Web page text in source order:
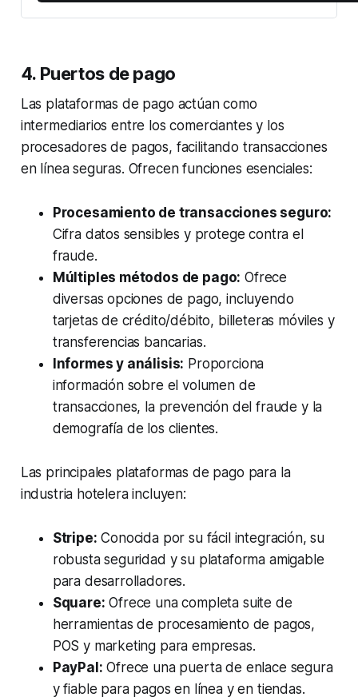
4. Puertos de pago
Las plataformas de pago actúan como
intermediarios entre los comerciantes y los
procesadores de pagos, facilitando transacciones
en línea seguras. Ofrecen funciones esenciales:
Procesamiento de transacciones seguro:
Cifra datos sensibles y protege contra el
fraude.
Múltiples métodos de pago: Ofrece
diversas opciones de pago, incluyendo
tarjetas de crédito/débito, billeteras móviles y
transferencias bancarias.
Informes y análisis: Proporciona
información sobre el volumen de
transacciones, la prevención del fraude y la
demografía de los clientes.
Las principales plataformas de pago para la
industria hotelera incluyen:
Stripe: Conocida por su fácil integración, su
robusta seguridad y su plataforma amigable
para desarrolladores.
Square: Ofrece una completa suite de
herramientas de procesamiento de pagos,
POS y marketing para empresas.
PayPal: Ofrece una puerta de enlace segura
y fiable para pagos en línea y en tiendas.